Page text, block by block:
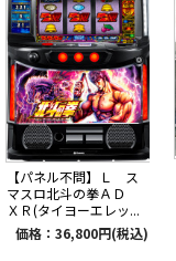
【パネル不問】Ｌ ス
マスロ北斗の拳ＡＤ
ＸＲ(タイヨーエレッ...
価格：36,800円(税込)